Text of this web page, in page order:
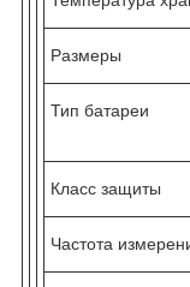
Размеры
Тип батареи
Класс защиты
Частота